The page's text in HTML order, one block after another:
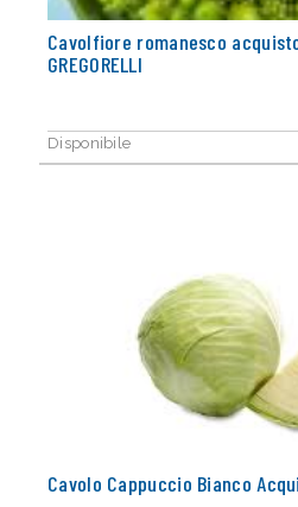
Cavolfiore romanesco
GREGORELLI
Disponibile
Cavolo Cappuccio Bianco